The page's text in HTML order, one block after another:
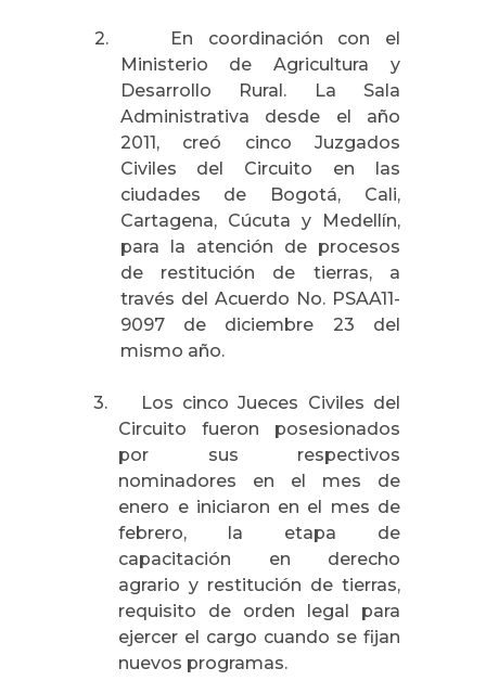
2.
En coordinación con el
Ministerio de Agricultura y
Desarrollo Rural.
La Sala
Administrativa desde el año
2011, creó cinco Juzgados
Civiles del Circuito en las
ciudades de Bogotá, Cali,
Cartagena, Cúcuta y Medellín,
para la atención de procesos
de restitución de tierras, a
través del Acuerdo No. PSAA11-
9097 de diciembre 23 del
mismo año.
3.
Los cinco Jueces Civiles del
Circuito fueron posesionados
por sus respectivos
nominadores en el mes de
enero e iniciaron en el mes de
febrero, la etapa de
capacitación en derecho
agrario y restitución de tierras,
requisito de orden legal para
ejercer el cargo cuando se fijan
nuevos programas.